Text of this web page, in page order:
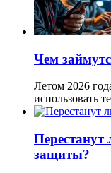
Чем
Летом 2026
использовать
Перестанут
защиты?